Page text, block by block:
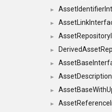
►
►
►
►
►
►
►
►